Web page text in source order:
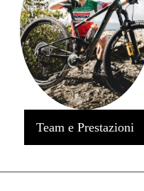
Team e Prestazioni